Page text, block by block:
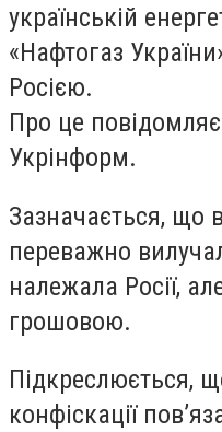
українській
«Нафтогаз
Росією.
Про це
Укрінформ.
Зазначається, що
переважно
належала Росії,
грошовою.
Підкреслюється,
конфіскації